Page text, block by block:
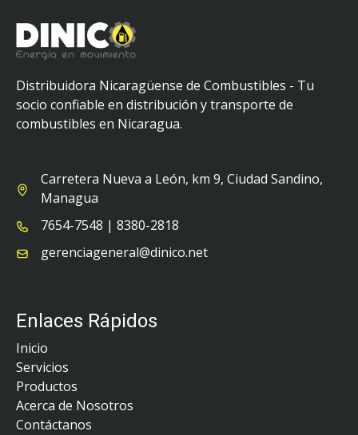
Distribuidora Nicaragüense de Combustibles - Tu
socio confiable en distribución y transporte de
combustibles en Nicaragua.
Carretera Nueva a León, km 9, Ciudad Sandino,
Managua
7654-7548 | 8380-2818
gerenciageneral@dinico.net
Enlaces Rápidos
Inicio
Servicios
Productos
Acerca de Nosotros
Contáctanos